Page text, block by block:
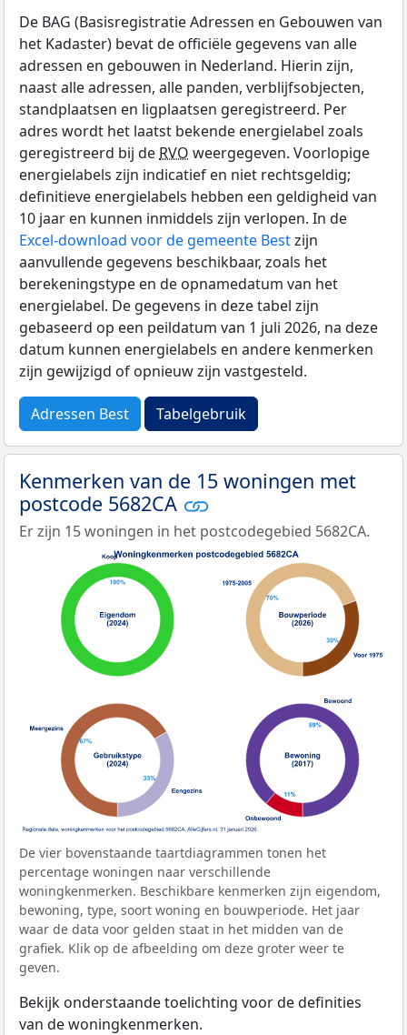
De BAG (Basisregistratie Adressen en Gebouwen van
het Kadaster) bevat de officiële gegevens van alle
adressen en gebouwen in Nederland. Hierin zijn,
naast alle adressen, alle panden, verblijfsobjecten,
standplaatsen en ligplaatsen geregistreerd. Per
adres wordt het laatst bekende energielabel zoals
geregistreerd bij de RVO weergegeven. Voorlopige
energielabels zijn indicatief en niet rechtsgeldig;
definitieve energielabels hebben een geldigheid van
10 jaar en kunnen inmiddels zijn verlopen. In de
Excel-download voor de gemeente Bestzijn
aanvullende gegevens beschikbaar, zoals het
berekeningstype en de opnamedatum van het
energielabel. De gegevens in deze tabel zijn
gebaseerd op een peildatum van 1 juli 2026, na deze
datum kunnen energielabels en andere kenmerken
zijn gewijzigd of opnieuw zijn vastgesteld.
Adressen Best Tabelgebruik
Kenmerken van de 15 woningen met
postcode 5682CA
Er zijn 15 woningen in het postcodegebied 5682CA.
De vier bovenstaande taartdiagrammen tonen het
percentage woningen naar verschillende
woningkenmerken. Beschikbare kenmerken zijn eigendom,
bewoning, type, soort woning en bouwperiode. Het jaar
waar de data voor gelden staat in het midden van de
grafiek. Klik op de afbeelding om deze groter weer te
geven.
Bekijk onderstaande toelichting voor de definities
van de woningkenmerken.